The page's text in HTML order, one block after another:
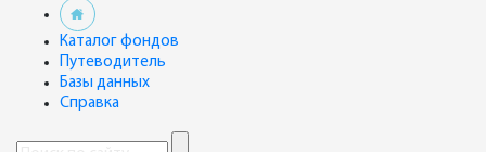
Каталог фондов
Путеводитель
Базы данных
Справка